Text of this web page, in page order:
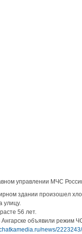
управлении МЧС
здании произошел
улицу.
56 лет.
Ангарске объявили режим
news/2223243/